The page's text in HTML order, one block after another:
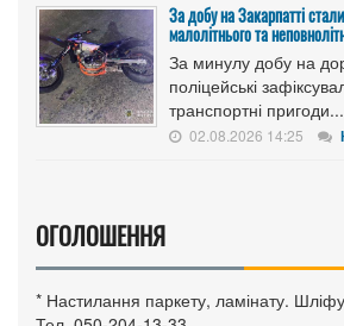
За добу на Закарпатті
малолітнього та
За минулу добу на
поліцейські
транспортні пригоди...
02.08.2026 14:25
ОГОЛОШЕННЯ
* Настилання паркету, ламінату.